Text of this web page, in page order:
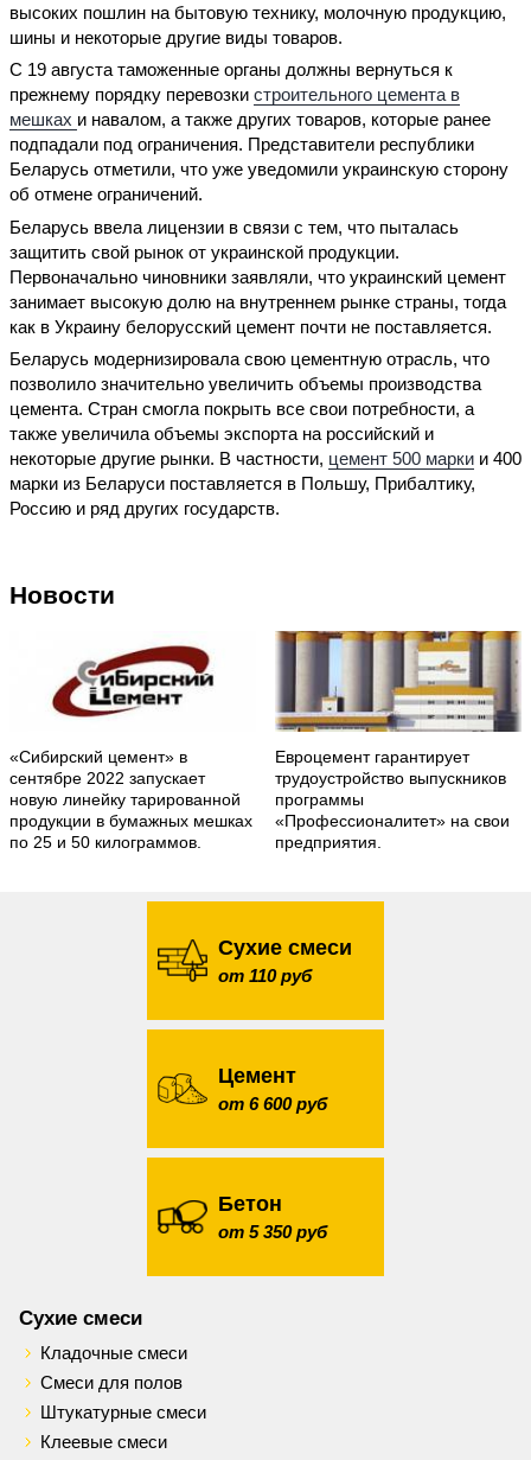
высоких пошлин на бытовую технику, молочную продукцию,
шины и некоторые другие виды товаров.
С 19 августа таможенные органы должны вернуться к
прежнему порядку перевозки строительного цемента в
мешках и навалом, а также других товаров, которые ранее
подпадали под ограничения. Представители республики
Беларусь отметили, что уже уведомили украинскую сторону
об отмене ограничений.
Беларусь ввела лицензии в связи с тем, что пыталась
защитить свой рынок от украинской продукции.
Первоначально чиновники заявляли, что украинский цемент
занимает высокую долю на внутреннем рынке страны, тогда
как в Украину белорусский цемент почти не поставляется.
Беларусь модернизировала свою цементную отрасль, что
позволило значительно увеличить объемы производства
цемента. Стран смогла покрыть все свои потребности, а
также увеличила объемы экспорта на российский и
некоторые другие рынки. В частности, цемент 500 марки и 400
марки из Беларуси поставляется в Польшу, Прибалтику,
Россию и ряд других государств.
Новости
«Сибирский цемент» в
сентябре 2022 запускает
новую линейку тарированной
продукции в бумажных мешках
по 25 и 50 килограммов.
Евроцемент гарантирует
трудоустройство выпускников
программы
«Профессионалитет» на свои
предприятия.
Сухие смеси
от 110 руб
Цемент
от 6 600 руб
Бетон
от 5 350 руб
Сухие смеси
Кладочные смеси
Смеси для полов
Штукатурные смеси
Клеевые смеси